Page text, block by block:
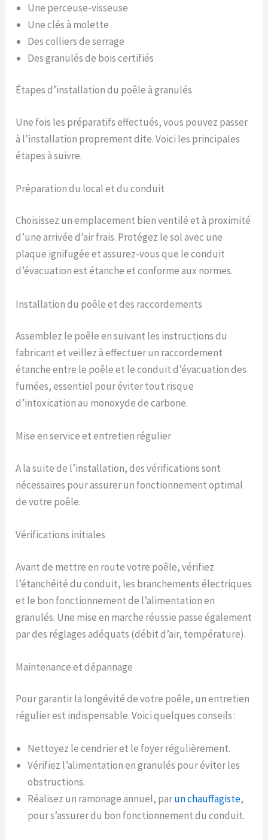
Une perceuse-visseuse
Une clés à molette
Des colliers de serrage
Des granulés de bois certifiés
Étapes d’installation du poêle à granulés
Une fois les préparatifs effectués, vous pouvez passer
à l’installation proprement dite. Voici les principales
étapes à suivre.
Préparation du local et du conduit
Choisissez un emplacement bien ventilé et à proximité
d’une arrivée d’air frais. Protégez le sol avec une
plaque ignifugée et assurez-vous que le conduit
d’évacuation est étanche et conforme aux normes.
Installation du poêle et des raccordements
Assemblez le poêle en suivant les instructions du
fabricant et veillez à effectuer un raccordement
étanche entre le poêle et le conduit d’évacuation des
fumées, essentiel pour éviter tout risque
d’intoxication au monoxyde de carbone.
Mise en service et entretien régulier
A la suite de l’installation, des vérifications sont
nécessaires pour assurer un fonctionnement optimal
de votre poêle.
Vérifications initiales
Avant de mettre en route votre poêle, vérifiez
l’étanchéité du conduit, les branchements électriques
et le bon fonctionnement de l’alimentation en
granulés. Une mise en marche réussie passe également
par des réglages adéquats (débit d’air, température).
Maintenance et dépannage
Pour garantir la longévité de votre poêle, un entretien
régulier est indispensable. Voici quelques conseils :
Nettoyez le cendrier et le foyer régulièrement.
Vérifiez l’alimentation en granulés pour éviter les
obstructions.
Réalisez un ramonage annuel, parun chauffagiste,
pour s’assurer du bon fonctionnement du conduit.